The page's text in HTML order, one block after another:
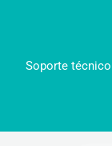
Soporte técnico